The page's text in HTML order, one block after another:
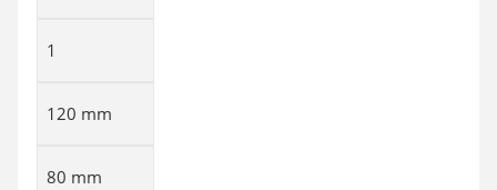
1
120 mm
80 mm